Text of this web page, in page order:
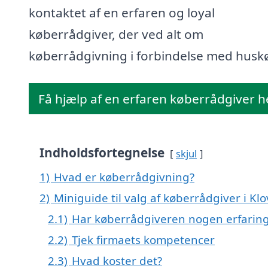
kontaktet af en erfaren og loyal
køberrådgiver, der ved alt om
køberrådgivning i forbindelse med
Få hjælp af en erfaren køberrådgiver
Indholdsfortegnelse skjul
1) Hvad er køberrådgivning?
2) Miniguide til valg af køberrådgiver i
2.1) Har køberrådgiveren nogen
2.2) Tjek firmaets kompetencer
2.3) Hvad koster det?